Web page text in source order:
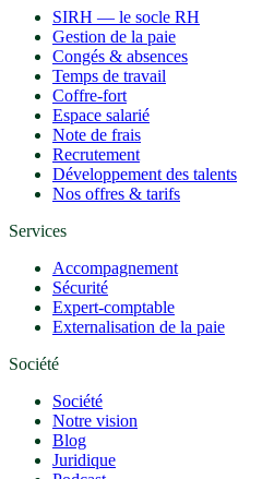
SIRH — le socle RH
Gestion de la paie
Congés & absences
Temps de travail
Coffre-fort
Espace salarié
Note de frais
Recrutement
Développement des talents
Nos offres & tarifs
Services
Accompagnement
Sécurité
Expert-comptable
Externalisation de la paie
Société
Société
Notre vision
Blog
Juridique